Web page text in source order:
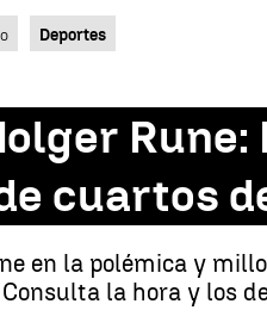
buscando?
Deportes
Rune:
cuartos
en la polémica y
la hora y los